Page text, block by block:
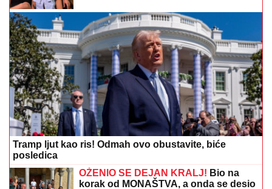
"PLAŠIM SE SMRTI"Pevačica (73) u
panici nakon smrti kolega: "Velika sam
kukavica, mužu ne smem ni da
pomenem kupovinu grobnice"
DUNAV OTKRIO TAJNU STARU 80
GODINA:Evo šta je izronilo iz mulja